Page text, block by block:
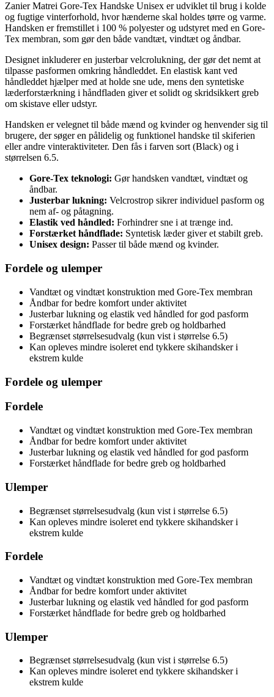
Zanier Matrei Gore-Tex Handske Unisex er udviklet til brug i kolde
og fugtige vinterforhold, hvor hænderne skal holdes tørre og varme.
Handsken er fremstillet i 100 % polyester og udstyret med en Gore-
Tex membran, som gør den både vandtæt, vindtæt og åndbar.
Designet inkluderer en justerbar velcrolukning, der gør det nemt at
tilpasse pasformen omkring håndleddet. En elastisk kant ved
håndleddet hjælper med at holde sne ude, mens den syntetiske
læderforstærkning i håndfladen giver et solidt og skridsikkert greb
om skistave eller udstyr.
Handsken er velegnet til både mænd og kvinder og henvender sig til
brugere, der søger en pålidelig og funktionel handske til skiferien
eller andre vinteraktiviteter. Den fås i farven sort (Black) og i
størrelsen 6.5.
Gore-Tex teknologi: Gør handsken vandtæt, vindtæt og
åndbar.
Justerbar lukning: Velcrostrop sikrer individuel pasform og
nem af- og påtagning.
Elastik ved håndled: Forhindrer sne i at trænge ind.
Forstærket håndflade: Syntetisk læder giver et stabilt greb.
Unisex design: Passer til både mænd og kvinder.
Fordele og ulemper
Vandtæt og vindtæt konstruktion med Gore-Tex membran
Åndbar for bedre komfort under aktivitet
Justerbar lukning og elastik ved håndled for god pasform
Forstærket håndflade for bedre greb og holdbarhed
Begrænset størrelsesudvalg (kun vist i størrelse 6.5)
Kan opleves mindre isoleret end tykkere skihandsker i
ekstrem kulde
Fordele og ulemper
Fordele
Vandtæt og vindtæt konstruktion med Gore-Tex membran
Åndbar for bedre komfort under aktivitet
Justerbar lukning og elastik ved håndled for god pasform
Forstærket håndflade for bedre greb og holdbarhed
Ulemper
Begrænset størrelsesudvalg (kun vist i størrelse 6.5)
Kan opleves mindre isoleret end tykkere skihandsker i
ekstrem kulde
Fordele
Vandtæt og vindtæt konstruktion med Gore-Tex membran
Åndbar for bedre komfort under aktivitet
Justerbar lukning og elastik ved håndled for god pasform
Forstærket håndflade for bedre greb og holdbarhed
Ulemper
Begrænset størrelsesudvalg (kun vist i størrelse 6.5)
Kan opleves mindre isoleret end tykkere skihandsker i
ekstrem kulde